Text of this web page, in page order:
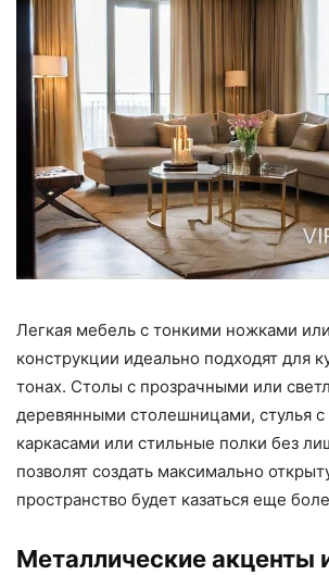
Легкая мебель с тонкими ножками
конструкции идеально подходят для
тонах. Столы с прозрачными или
деревянными столешницами, стулья
каркасами или стильные полки без
позволят создать максимально
пространство будет казаться еще
Металлические акценты